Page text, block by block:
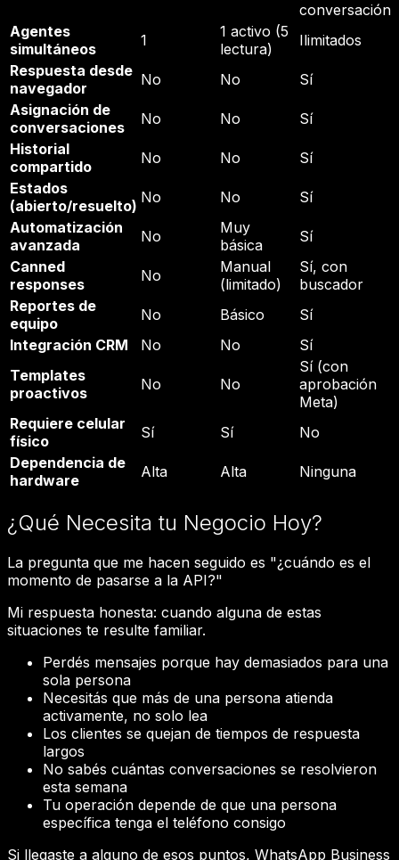
conversación
Agentes
simultáneos
1
1 activo (5
lectura)
Ilimitados
Respuesta desde
navegador
No No
Sí
Asignación de
conversaciones
No No
Sí
Historial
compartido
No No
Sí
Estados
(abierto/resuelto) No No
Sí
Automatización
avanzada
No
Muy
básica
Sí
Canned
responses
No
Manual
(limitado)
Sí, con
buscador
Reportes de
equipo
No Básico
Sí
Integración CRM
No No
Sí
Templates
proactivos
No No
Sí (con
aprobación
Meta)
Requiere celular
físico
Sí Sí
No
Dependencia de
hardware
Alta Alta Ninguna
¿Qué Necesita tu Negocio Hoy?
La pregunta que me hacen seguido es "¿cuándo es el
momento de pasarse a la API?"
Mi respuesta honesta: cuando alguna de estas
situaciones te resulte familiar.
Perdés mensajes porque hay demasiados para una
sola persona
Necesitás que más de una persona atienda
activamente, no solo lea
Los clientes se quejan de tiempos de respuesta
largos
No sabés cuántas conversaciones se resolvieron
esta semana
Tu operación depende de que una persona
específica tenga el teléfono consigo
Si llegaste a alguno de esos puntos, WhatsApp Business